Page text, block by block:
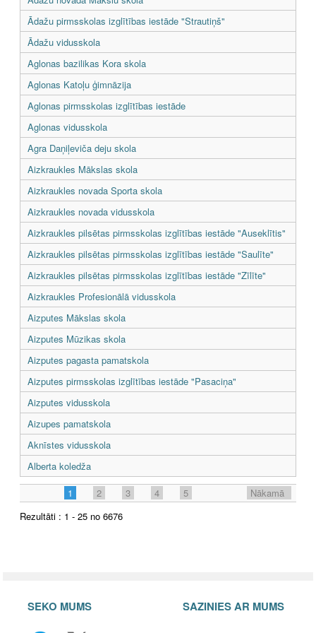
Ādažu pirmsskolas izglītības iestāde "Strautiņš"
Ādažu vidusskola
Aglonas bazilikas Kora skola
Aglonas Katoļu ģimnāzija
Aglonas pirmsskolas izglītības iestāde
Aglonas vidusskola
Agra Daņiļeviča deju skola
Aizkraukles Mākslas skola
Aizkraukles novada Sporta skola
Aizkraukles novada vidusskola
Aizkraukles pilsētas pirmsskolas izglītības iestāde "Auseklītis"
Aizkraukles pilsētas pirmsskolas izglītības iestāde "Saulīte"
Aizkraukles pilsētas pirmsskolas izglītības iestāde "Zīlīte"
Aizkraukles Profesionālā vidusskola
Aizputes Mākslas skola
Aizputes Mūzikas skola
Aizputes pagasta pamatskola
Aizputes pirmsskolas izglītības iestāde "Pasaciņa"
Aizputes vidusskola
Aizupes pamatskola
Aknīstes vidusskola
Alberta koledža
1
2 3 4 5
Nākamā
Rezultāti : 1 - 25 no 6676
SEKO MUMS SAZINIES AR MUMS